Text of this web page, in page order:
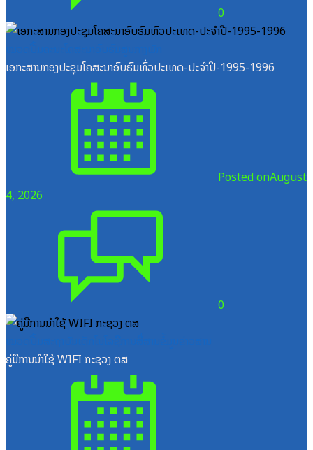
0
ເອກະສານກອງປະຊຸມໂຄສະນາອົບຮົມທົ່ວປະເທດ-ປະຈໍາປີ-1995-1996
Posted onAugust
4, 2026
0
ຄູ່ມືການນຳໃຊ້ WIFI ກະຊວງ ຕສ